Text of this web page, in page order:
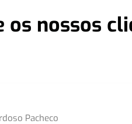
os nossos